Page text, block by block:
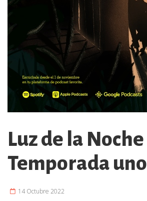
Luz de la Noche
Temporada uno
14 Octubre 2022